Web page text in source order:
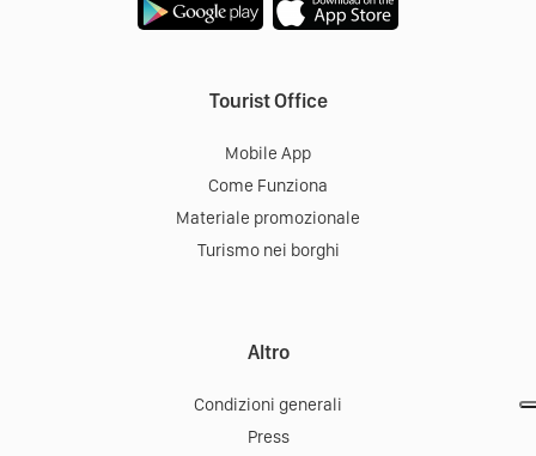
Tourist Office
Mobile App
Come Funziona
Materiale promozionale
Turismo nei borghi
Altro
Condizioni generali
Press